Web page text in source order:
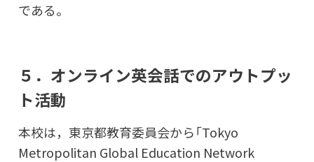
である。
５．オンライン英会話でのアウトプッ
ト活動
本校は，東京都教育委員会から「Tokyo
Metropolitan Global Education Network